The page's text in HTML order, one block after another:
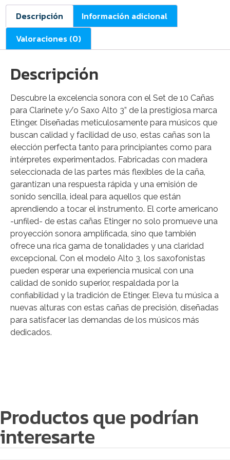
Descripción
Información adicional
Valoraciones (0)
Descripción
Descubre la excelencia sonora con el Set de 10 Cañas
para Clarinete y/o Saxo Alto 3” de la prestigiosa marca
Etinger. Diseñadas meticulosamente para músicos que
buscan calidad y facilidad de uso, estas cañas son la
elección perfecta tanto para principiantes como para
intérpretes experimentados. Fabricadas con madera
seleccionada de las partes más flexibles de la caña,
garantizan una respuesta rápida y una emisión de
sonido sencilla, ideal para aquellos que están
aprendiendo a tocar el instrumento. El corte americano
-unfiled- de estas cañas Etinger no solo promueve una
proyección sonora amplificada, sino que también
ofrece una rica gama de tonalidades y una claridad
excepcional. Con el modelo Alto 3, los saxofonistas
pueden esperar una experiencia musical con una
calidad de sonido superior, respaldada por la
confiabilidad y la tradición de Etinger. Eleva tu música a
nuevas alturas con estas cañas de precisión, diseñadas
para satisfacer las demandas de los músicos más
dedicados.
Productos que podrían
interesarte